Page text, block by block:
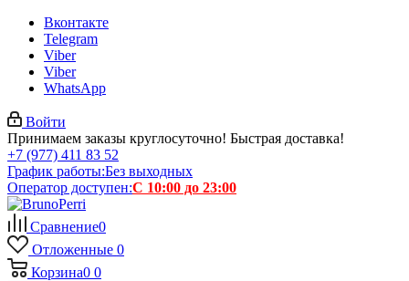
Вконтакте
Telegram
Viber
Viber
WhatsApp
Войти
Принимаем заказы круглосуточно! Быстрая доставка!
+7 (977) 411 83 52
График работы:Без выходных
Оператор доступен:С 10:00 до 23:00
Сравнение0
Отложенные 0
Корзина0 0